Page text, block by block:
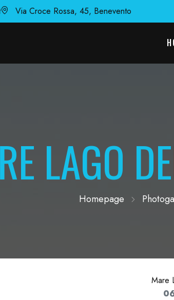
Via Croce Rossa, 45, Benevento
LAGO
Homepage
Mare